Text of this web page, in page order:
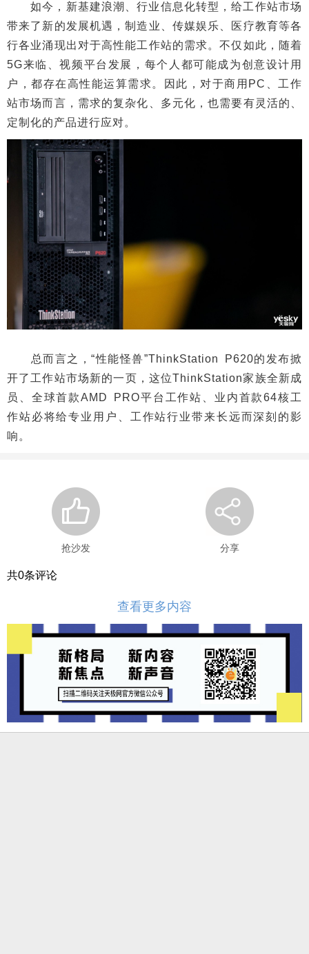
如今，新基建浪潮、行业信息化转型，给工作站市场
带来了新的发展机遇，制造业、传媒娱乐、医疗教育等各
行各业涌现出对于高性能工作站的需求。不仅如此，随着
5G来临、视频平台发展，每个人都可能成为创意设计用
户，都存在高性能运算需求。因此，对于商用PC、工作
站市场而言，需求的复杂化、多元化，也需要有灵活的、
定制化的产品进行应对。
总而言之，“性能怪兽”ThinkStation P620的发布掀
开了工作站市场新的一页，这位ThinkStation家族全新成
员、全球首款AMD PRO平台工作站、业内首款64核工
作站必将给专业用户、工作站行业带来长远而深刻的影
响。
抢沙发 分享
共0条评论
查看更多内容